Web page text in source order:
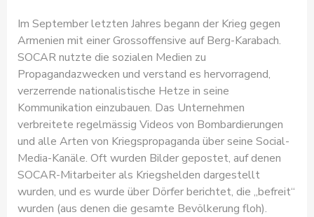
Im September letzten Jahres begann der Krieg gegen
Armenien mit einer Grossoffensive auf Berg-Karabach.
SOCAR nutzte die sozialen Medien zu
Propagandazwecken und verstand es hervorragend,
verzerrende nationalistische Hetze in seine
Kommunikation einzubauen. Das Unternehmen
verbreitete regelmässig Videos von Bombardierungen
und alle Arten von Kriegspropaganda über seine Social-
Media-Kanäle. Oft wurden Bilder gepostet, auf denen
SOCAR-Mitarbeiter als Kriegshelden dargestellt
wurden, und es wurde über Dörfer berichtet, die „befreit“
wurden (aus denen die gesamte Bevölkerung floh).